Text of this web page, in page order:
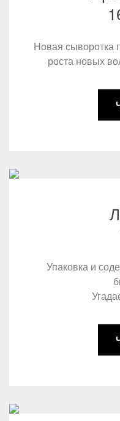
Новая сыворотка
роста новых
Упаковка и